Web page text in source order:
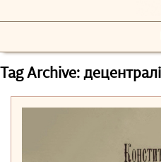
Tag Archive: